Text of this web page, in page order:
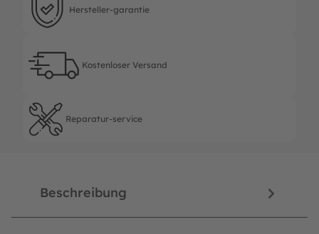
Hersteller-garantie
Hersteller-garantie
Kostenloser Versand
Kostenloser Versand
Reparatur-service
Reparatur-service
Beschreibung